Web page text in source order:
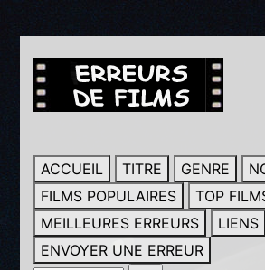
ACCUEIL TITRE GENRE
FILMS POPULAIRES
TOP
MEILLEURES ERREURS
LIENS
ENVOYER UNE ERREUR